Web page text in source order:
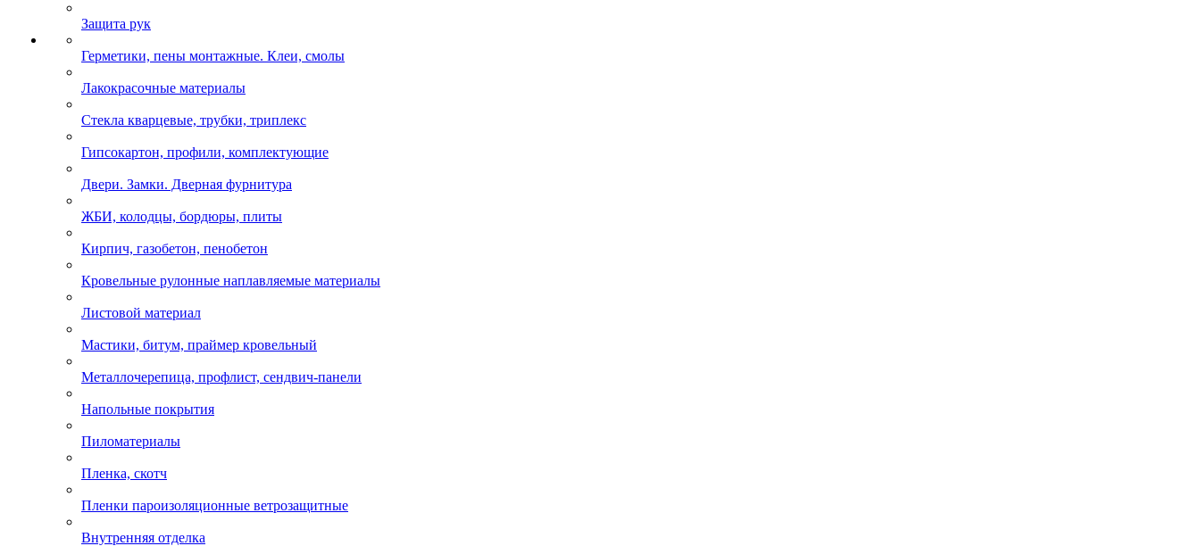
Защита рук
Герметики, пены монтажные. Клеи, смолы
Лакокрасочные материалы
Стекла кварцевые, трубки, триплекс
Гипсокартон, профили, комплектующие
Двери. Замки. Дверная фурнитура
ЖБИ, колодцы, бордюры, плиты
Кирпич, газобетон, пенобетон
Кровельные рулонные наплавляемые материалы
Листовой материал
Мастики, битум, праймер кровельный
Металлочерепица, профлист, сендвич-панели
Напольные покрытия
Пиломатериалы
Пленка, скотч
Пленки пароизоляционные ветрозащитные
Внутренняя отделка